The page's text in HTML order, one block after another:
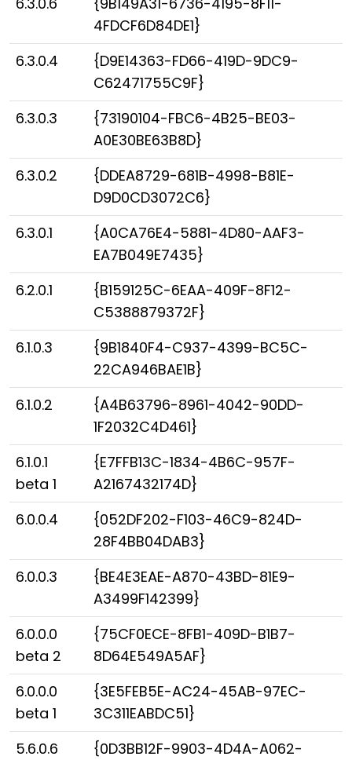
4FDCF6D84DE1}
6.3.0.4
{D9E14363-FD66-419D-9DC9-
C62471755C9F}
6.3.0.3
{73190104-FBC6-4B25-BE03-
A0E30BE63B8D}
6.3.0.2
{DDEA8729-681B-4998-B81E-
D9D0CD3072C6}
6.3.0.1
{A0CA76E4-5881-4D80-AAF3-
EA7B049E7435}
6.2.0.1
{B159125C-6EAA-409F-8F12-
C5388879372F}
6.1.0.3
{9B1840F4-C937-4399-BC5C-
22CA946BAE1B}
6.1.0.2
{A4B63796-8961-4042-90DD-
1F2032C4D461}
6.1.0.1
beta 1
{E7FFB13C-1834-4B6C-957F-
A2167432174D}
6.0.0.4
{052DF202-F103-46C9-824D-
28F4BB04DAB3}
6.0.0.3
{BE4E3EAE-A870-43BD-81E9-
A3499F142399}
6.0.0.0
beta 2
{75CF0ECE-8FB1-409D-B1B7-
8D64E549A5AF}
6.0.0.0
beta 1
{3E5FEB5E-AC24-45AB-97EC-
3C311EABDC51}
5.6.0.6
{0D3BB12F-9903-4D4A-A062-